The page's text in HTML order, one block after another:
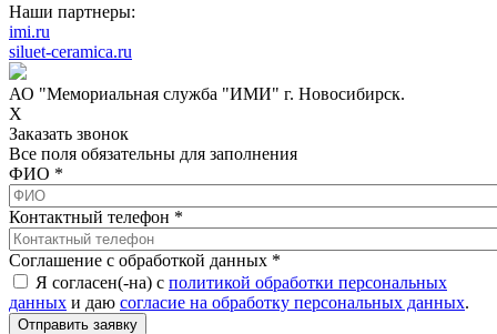
Наши партнеры:
imi.ru
siluet-ceramica.ru
АО "Мемориальная служба "ИМИ" г. Новосибирск.
X
Заказать звонок
Все поля обязательны для заполнения
ФИО *
Контактный телефон *
Соглашение с обработкой данных *
Я согласен(-на) с политикой обработки персональных
данных и даю согласие на обработку персональных данных.